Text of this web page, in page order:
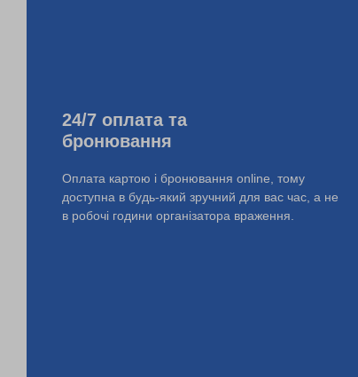
24/7 оплата та
бронювання
Оплата картою і бронювання online, тому
доступна в будь-який зручний для вас час, а не
в робочі години організатора враження.